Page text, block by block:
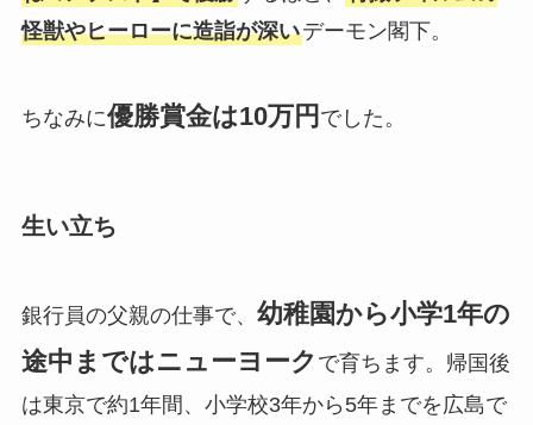
怪獣やヒーローに造詣が深いデーモン閣下。
ちなみに優勝賞金は10万円 でした。
生い立ち
銀行員の父親の仕事で、 幼稚園から小学1年の
途中まではニューヨーク で育ちます。帰国後
は東京で約1年間、小学校3年から5年までを広島で